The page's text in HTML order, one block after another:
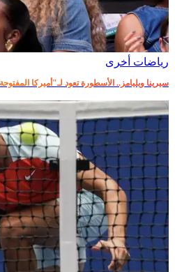
رياضات أخرى
سيرينا ويليامز.. الأسطورة تعود لـ"أميركا المفتوحة"